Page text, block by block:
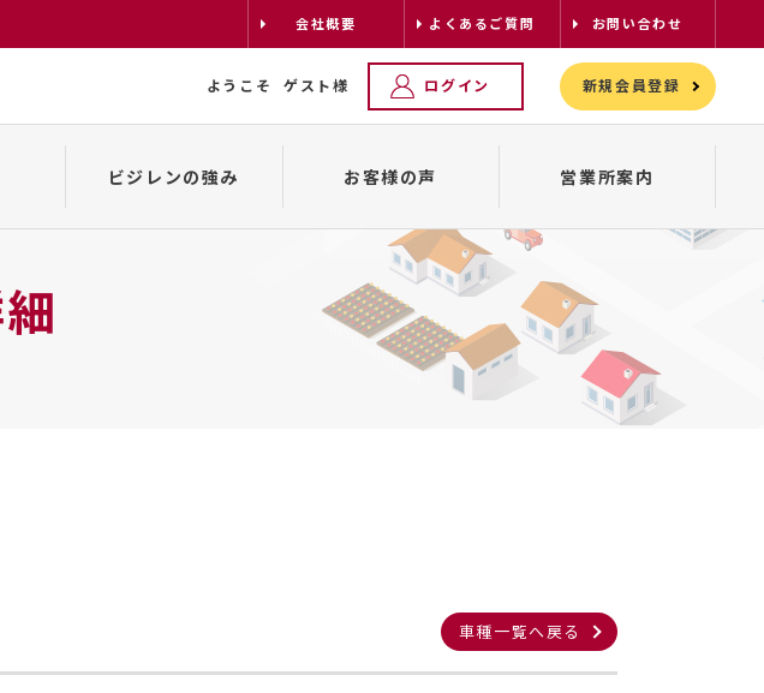
会社概要 よくあるご質問 お問い合わせ
ようこそ ゲスト様 ログイン 新規会員登録
レンタカーの配車について
ビジレンの強み お客様の声 営業所案内
車種一覧へ戻る